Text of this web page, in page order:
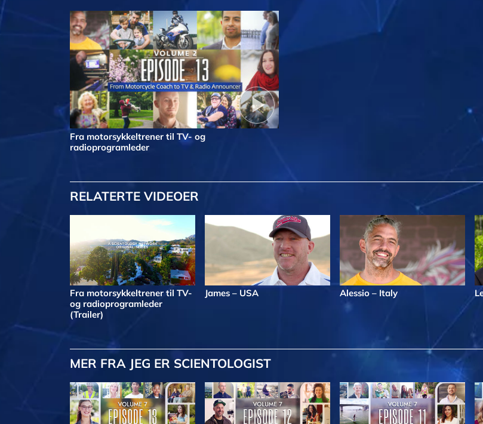
Fra motorsykkeltrener til TV- og
radioprogramleder
RELATERTE VIDEOER
Fra motorsykkeltrener til TV-
og radioprogramleder
(Trailer)
James – USA Alessio – Italy
MER FRA JEG ER SCIENTOLOGIST